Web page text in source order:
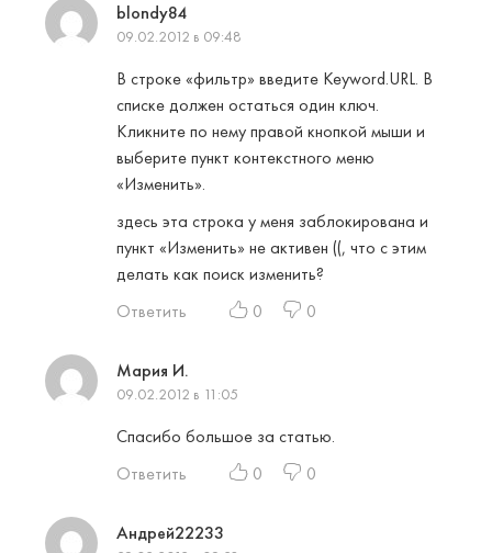
blondy84
09.02.2012 в 09:48
В строке «фильтр» введите Keyword.URL. В
списке должен остаться один ключ.
Кликните по нему правой кнопкой мыши и
выберите пункт контекстного меню
«Изменить».
здесь эта строка у меня заблокирована и
пункт «Изменить» не активен ((, что с этим
делать как поиск изменить?
Ответить
0 0
Мария И.
09.02.2012 в 11:05
Спасибо большое за статью.
Ответить
0 0
Андрей22233